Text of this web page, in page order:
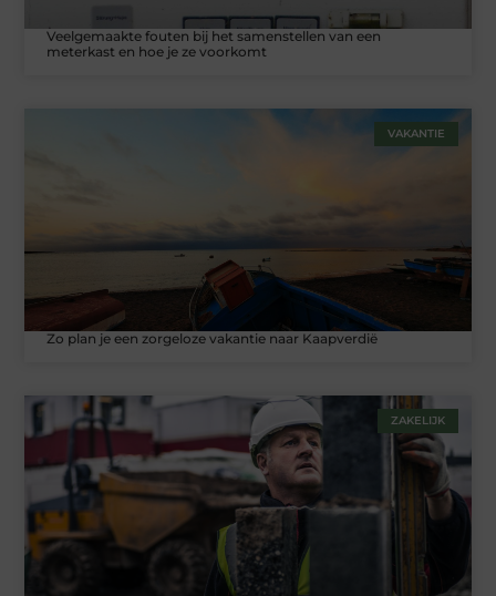
Veelgemaakte fouten bij het samenstellen van een
meterkast en hoe je ze voorkomt
VAKANTIE
Zo plan je een zorgeloze vakantie naar Kaapverdië
ZAKELIJK